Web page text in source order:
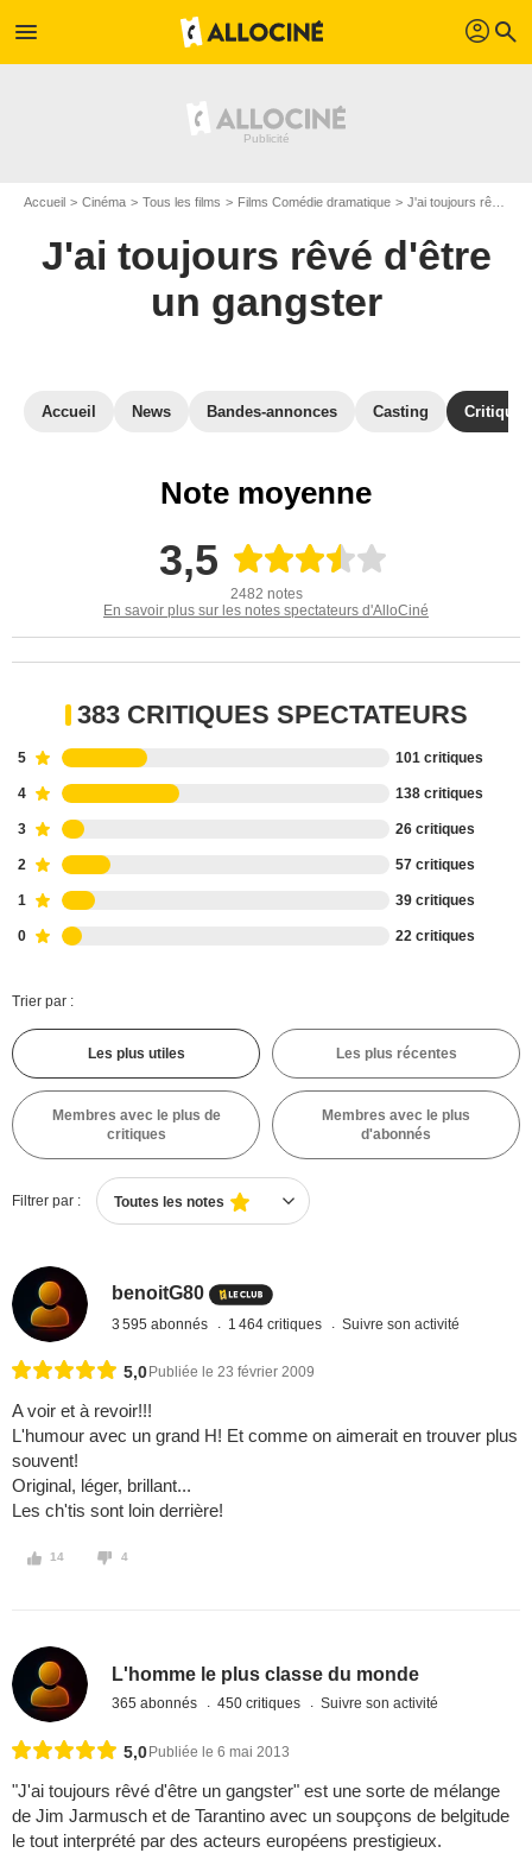
menu profil search
Accueil Cinéma Tous les films Films Comédie dramatique J'ai toujours rêvé d'être un gangster
J'ai toujours rêvé d'être
un gangster
Accueil News Bandes-annonces Casting
Note moyenne
3,5
2482 notes
En savoir plus sur les notes spectateurs d'AlloCiné
383 CRITIQUES SPECTATEURS
5 101 critiques
4 138 critiques
3 26 critiques
2 57 critiques
1 39 critiques
0 22 critiques
Trier par :
Les plus utiles Les plus récentes
Membres avec le plus de
critiques
Membres avec le plus
d'abonnés
Filtrer par : Toutes les notes
benoitG80
3 595 abonnés 1 464 critiques Suivre son activité
5,0 Publiée le 23 février 2009
A voir et à revoir!!!
L'humour avec un grand H! Et comme on aimerait en trouver plus
souvent!
Original, léger, brillant...
Les ch'tis sont loin derrière!
14 4
L'homme le plus classe du monde
365 abonnés 450 critiques Suivre son activité
5,0 Publiée le 6 mai 2013
"J'ai toujours rêvé d'être un gangster" est une sorte de mélange
de Jim Jarmusch et de Tarantino avec un soupçons de belgitude
le tout interprété par des acteurs européens prestigieux.